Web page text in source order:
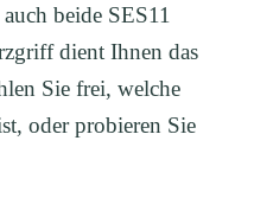
beide SES11
dient Ihnen das
Sie frei, welche
oder probieren Sie